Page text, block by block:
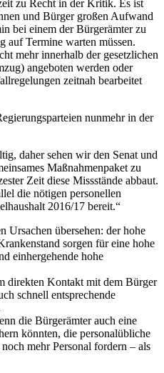
zu Recht in der Kritik. Es ist
und Bürger großen Aufwand
bei einem der Bürgerämter zu
auf Termine warten müssen.
mehr innerhalb der gesetzlichen
angeboten werden oder
zeitnah bearbeitet
nunmehr in der
daher sehen wir den Senat und
Maßnahmenpaket zu
Zeit diese Missstände abbaut.
die nötigen personellen
2016/17 bereit.“
Ursachen übersehen: der hohe
sorgen für eine hohe
einhergehende hohe
direkten Kontakt mit dem Bürger
schnell entsprechende
die Bürgerämter auch eine
könnten, die personalübliche
mehr Personal fordern – als